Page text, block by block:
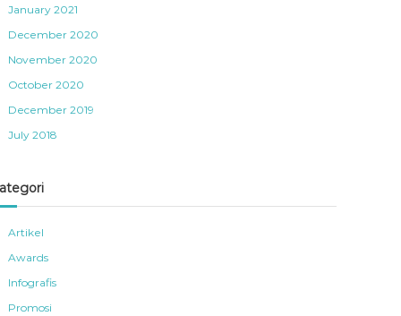
January 2021
December 2020
November 2020
October 2020
December 2019
July 2018
Artikel
Awards
Infografis
Promosi